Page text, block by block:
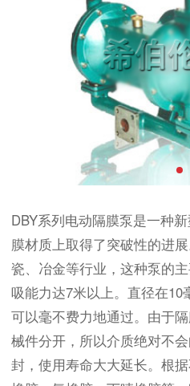
DBY系列电动隔膜泵是一种
膜材质上取得了突破性的进
瓷、冶金等行业，这种泵的
吸能力达7米以上。直径在
可以毫不费力地通过。由于
械件分开，所以介质绝对不
封，使用寿命大大延长。根